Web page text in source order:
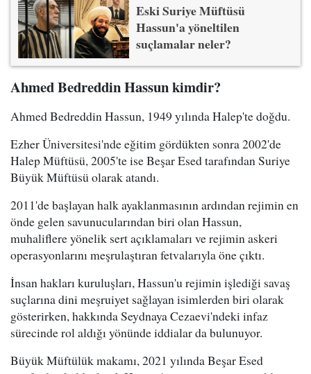
Eski Suriye Müftüsü
Hassun'a yöneltilen
suçlamalar neler?
Ahmed Bedreddin Hassun kimdir?
Ahmed Bedreddin Hassun, 1949 yılında Halep'te doğdu.
Ezher Üniversitesi'nde eğitim gördükten sonra 2002'de
Halep Müftüsü, 2005'te ise Beşar Esed tarafından Suriye
Büyük Müftüsü olarak atandı.
2011'de başlayan halk ayaklanmasının ardından rejimin en
önde gelen savunucularından biri olan Hassun,
muhaliflere yönelik sert açıklamaları ve rejimin askeri
operasyonlarını meşrulaştıran fetvalarıyla öne çıktı.
İnsan hakları kuruluşları, Hassun'u rejimin işlediği savaş
suçlarına dini meşruiyet sağlayan isimlerden biri olarak
gösterirken, hakkında Seydnaya Cezaevi'ndeki infaz
sürecinde rol aldığı yönünde iddialar da bulunuyor.
Büyük Müftülük makamı, 2021 yılında Beşar Esed